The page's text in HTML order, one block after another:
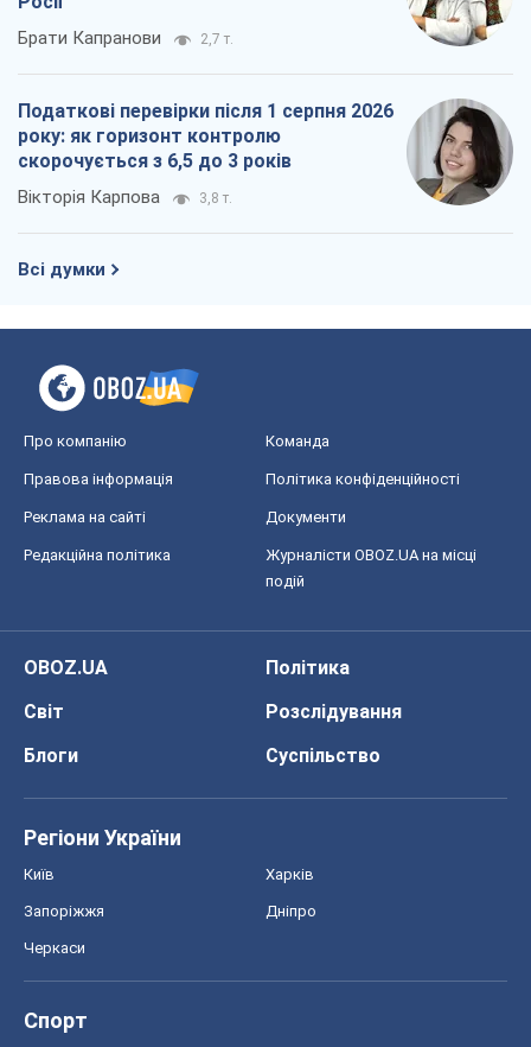
Брати Капранови 2,7 т.
Податкові перевірки після 1 серпня 2026
року: як горизонт контролю
скорочується з 6,5 до 3 років
Вікторія Карпова 3,8 т.
Всі думки
Про компанію Команда
Правова інформація Політика конфіденційності
Реклама на сайті Документи
Редакційна політика
Журналісти OBOZ.UA на місці
подій
OBOZ.UA
Політика
Світ
Розслідування
Блоги
Суспільство
Регіони України
Київ Харків
Запоріжжя Дніпро
Черкаси
Спорт